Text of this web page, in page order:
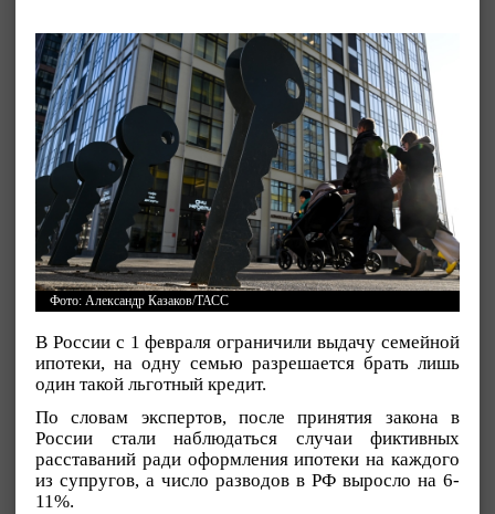
Фото: Александр Казаков/ТАСС
В России с 1 февраля ограничили выдачу семейной
ипотеки, на одну семью разрешается брать лишь
один такой льготный кредит.
По словам экспертов, после принятия закона в
России стали наблюдаться случаи фиктивных
расставаний ради оформления ипотеки на каждого
из супругов, а число разводов в РФ выросло на 6-
11%.